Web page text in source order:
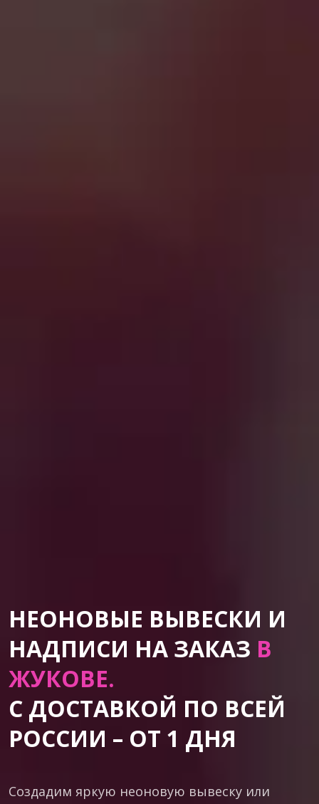
НЕОНОВЫЕ ВЫВЕСКИ И
НАДПИСИ НА ЗАКАЗ В
ЖУКОВЕ.
С ДОСТАВКОЙ ПО ВСЕЙ
РОССИИ – ОТ 1 ДНЯ
Создадим яркую неоновую вывеску или